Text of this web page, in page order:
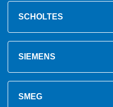
SCHOLTES
SIEMENS
SMEG